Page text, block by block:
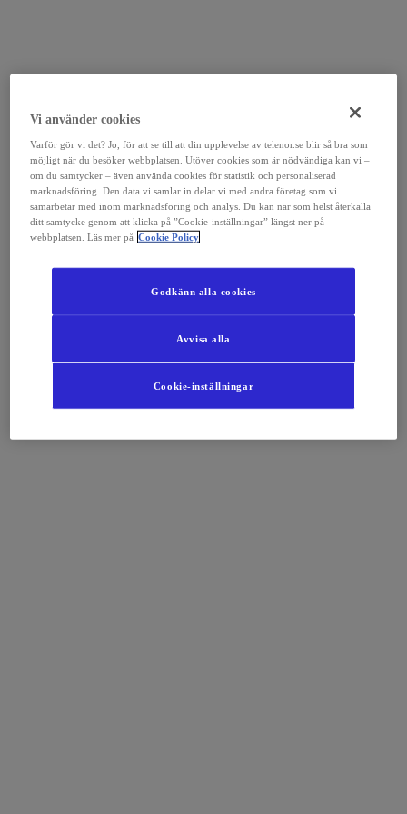
Vi använder cookies
Varför gör vi det? Jo, för att se till att din upplevelse av telenor.se blir så bra som
möjligt när du besöker webbplatsen. Utöver cookies som är nödvändiga kan vi –
om du samtycker – även använda cookies för statistik och personaliserad
marknadsföring. Den data vi samlar in delar vi med andra företag som vi
samarbetar med inom marknadsföring och analys. Du kan när som helst återkalla
ditt samtycke genom att klicka på ”Cookie-inställningar” längst ner på
webbplatsen. Läs mer på Cookie Policy
Cookie-inställningar
Avvisa alla
Godkänn alla cookies